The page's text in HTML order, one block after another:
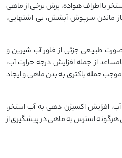
یا اطراف هواده، پرش برخی از ماهی
ماندن سرپوش آبشش، بی اشتهایی،
صورت طبیعی جزئی از فلور آب شیرین و
از جمله افزایش درجه حرارت آب،
حمله باکتری به بدن ماهی و ایجاد
افزایش اکسیژن دهی به آب استخر،
هرگونه استرس به ماهی در پیشگیری از